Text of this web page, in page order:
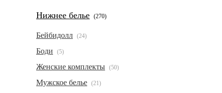
Нижнее белье (270)
Бейбидолл (24)
Боди (5)
Женские комплекты (50)
Мужское белье (21)